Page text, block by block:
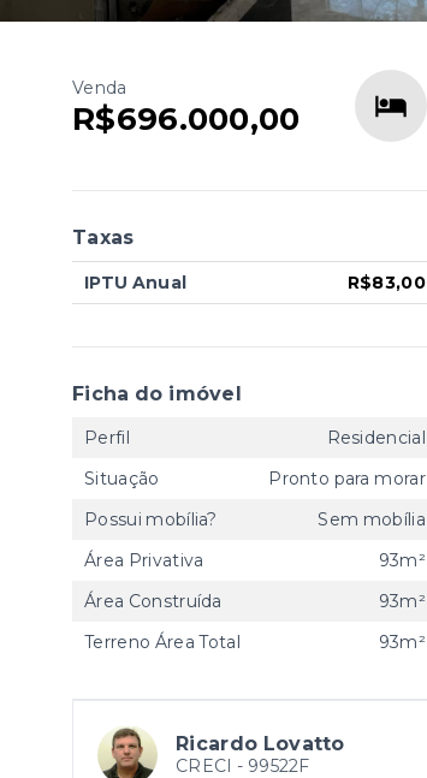
Venda
R$696.000,00
Taxas
IPTU Anual R$83,00
Ficha do imóvel
Perfil
Residencial
Situação
Pronto para morar
Possui mobília?
Sem mobília
Área Privativa
93m²
Área Construída
93m²
Terreno Área Total
93m²
Ricardo Lovatto
CRECI - 99522F